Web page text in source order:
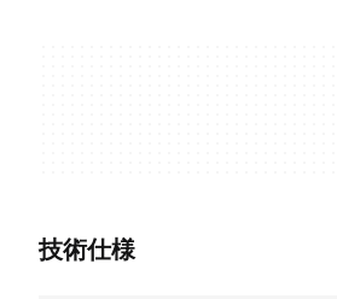
技術仕様